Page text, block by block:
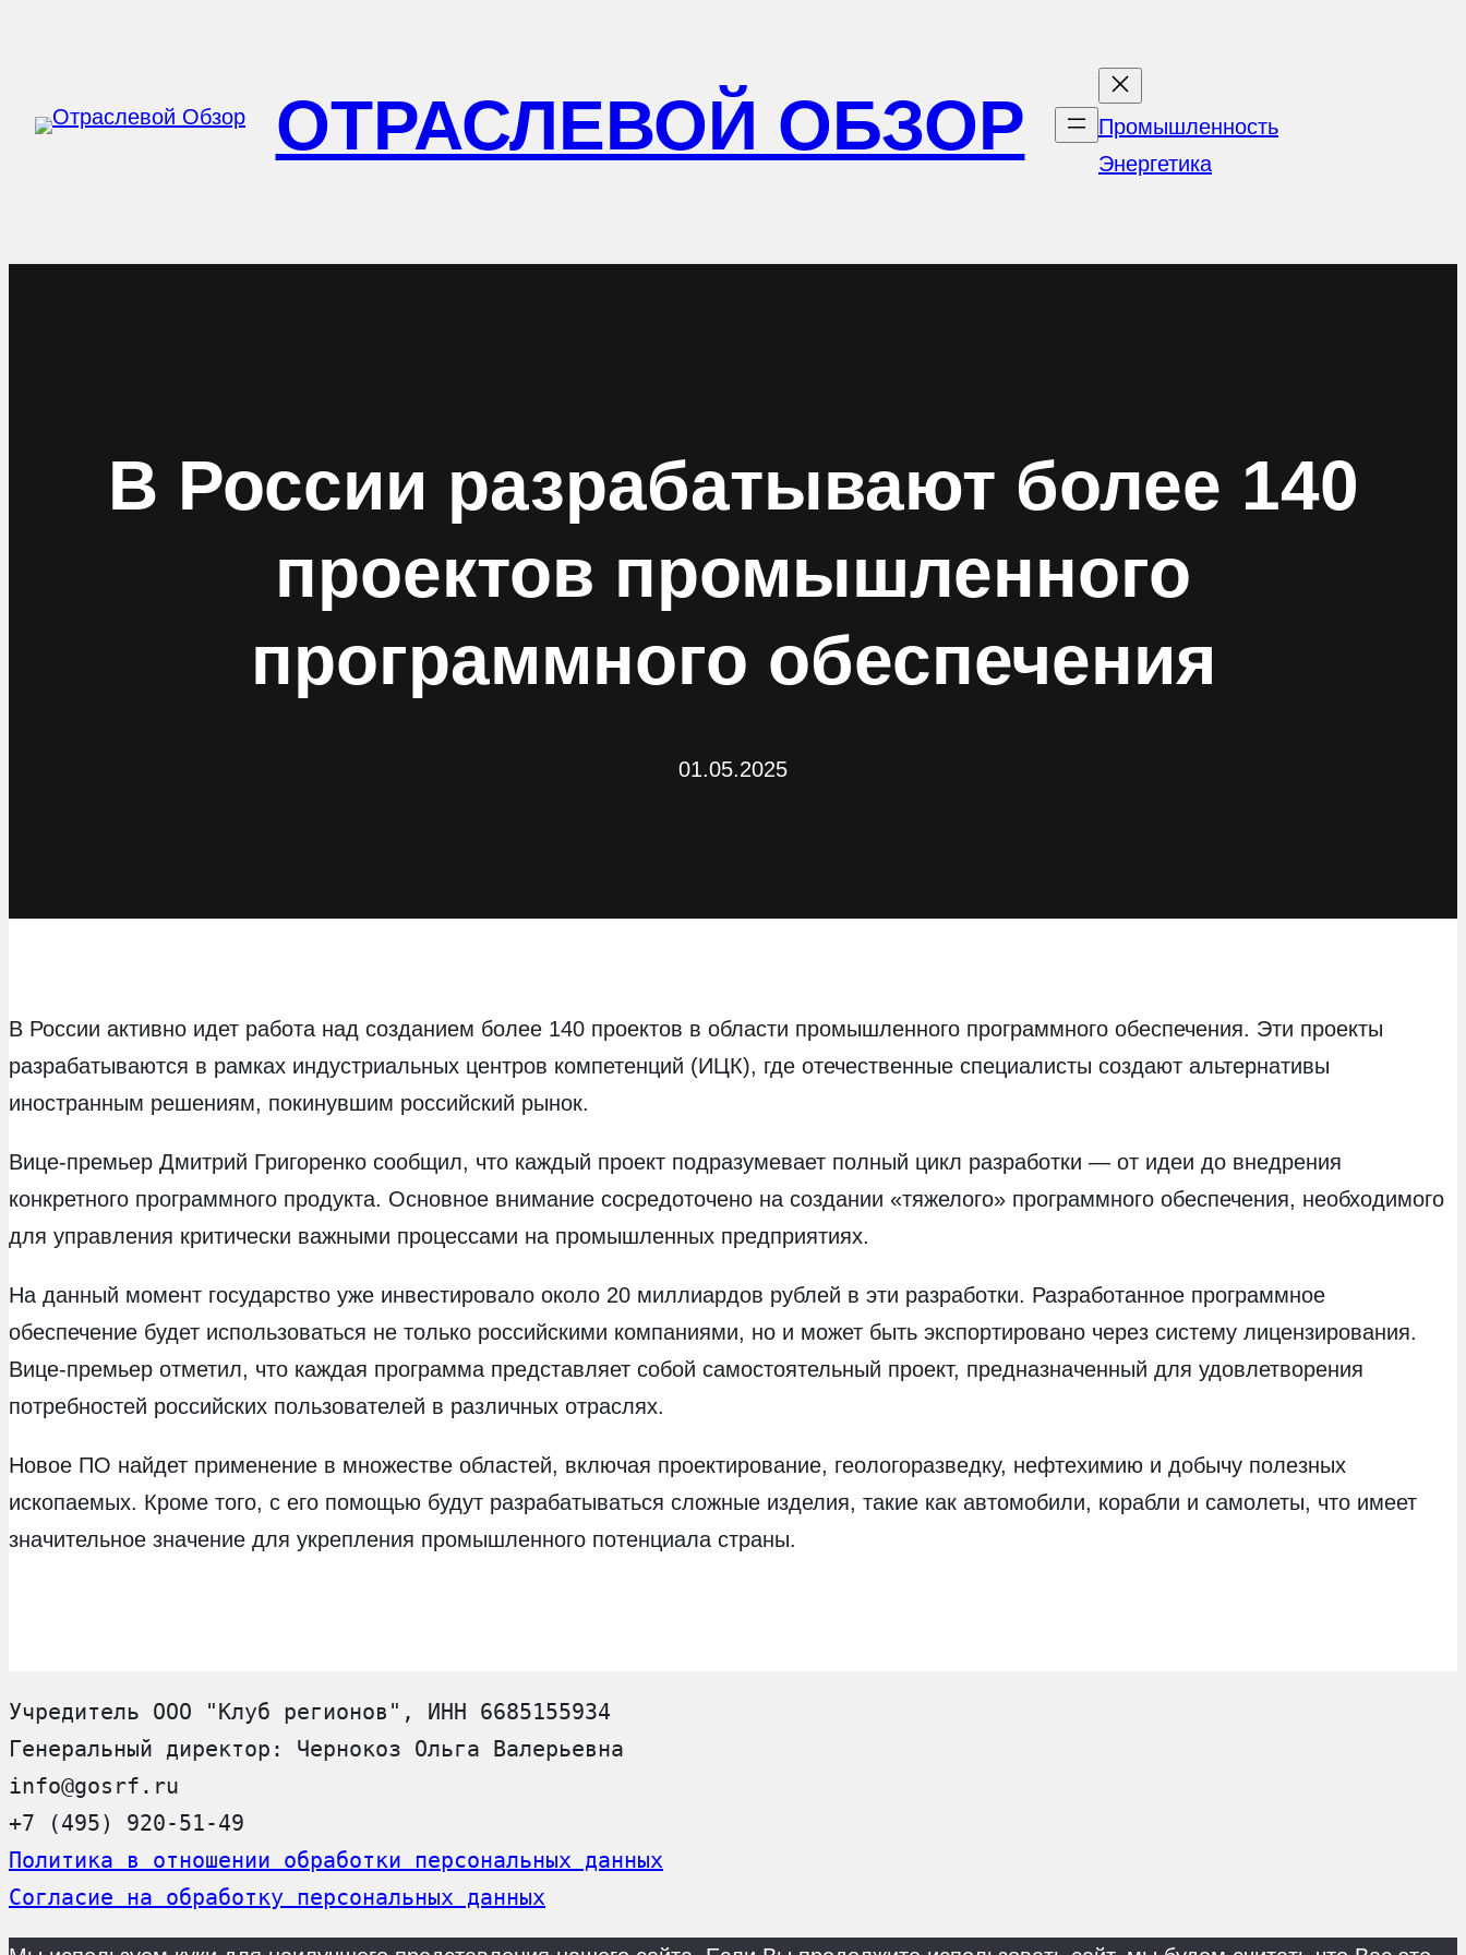
ОТРАСЛЕВОЙ ОБЗОР
Промышленность
Энергетика
В России разрабатывают более 140
проектов промышленного
программного обеспечения
01.05.2025
В России активно идет работа над созданием более 140 проектов в области промышленного программного обеспечения. Эти проекты
разрабатываются в рамках индустриальных центров компетенций (ИЦК), где отечественные специалисты создают альтернативы
иностранным решениям, покинувшим российский рынок.
Вице-премьер Дмитрий Григоренко сообщил, что каждый проект подразумевает полный цикл разработки — от идеи до внедрения
конкретного программного продукта. Основное внимание сосредоточено на создании «тяжелого» программного обеспечения, необходимого
для управления критически важными процессами на промышленных предприятиях.
На данный момент государство уже инвестировало около 20 миллиардов рублей в эти разработки. Разработанное программное
обеспечение будет использоваться не только российскими компаниями, но и может быть экспортировано через систему лицензирования.
Вице-премьер отметил, что каждая программа представляет собой самостоятельный проект, предназначенный для удовлетворения
потребностей российских пользователей в различных отраслях.
Новое ПО найдет применение в множестве областей, включая проектирование, геологоразведку, нефтехимию и добычу полезных
ископаемых. Кроме того, с его помощью будут разрабатываться сложные изделия, такие как автомобили, корабли и самолеты, что имеет
значительное значение для укрепления промышленного потенциала страны.
Учредитель ООО "Клуб регионов", ИНН 6685155934
Генеральный директор: Чернокоз Ольга Валерьевна
info@gosrf.ru
+7 (495) 920-51-49
Политика в отношении обработки персональных данных
Согласие на обработку персональных данных